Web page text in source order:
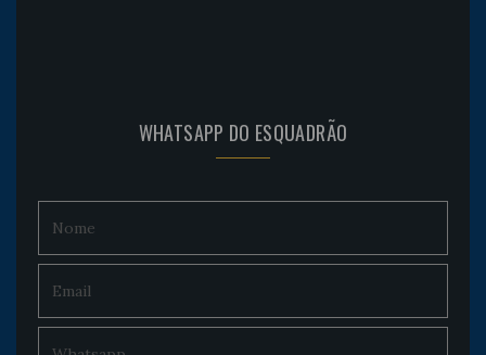
WHATSAPP DO ESQUADRÃO